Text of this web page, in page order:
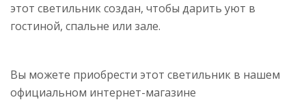
этот светильник создан, чтобы дарить уют в
гостиной, спальне или зале.
Вы можете приобрести этот светильник в нашем
официальном интернет-магазине